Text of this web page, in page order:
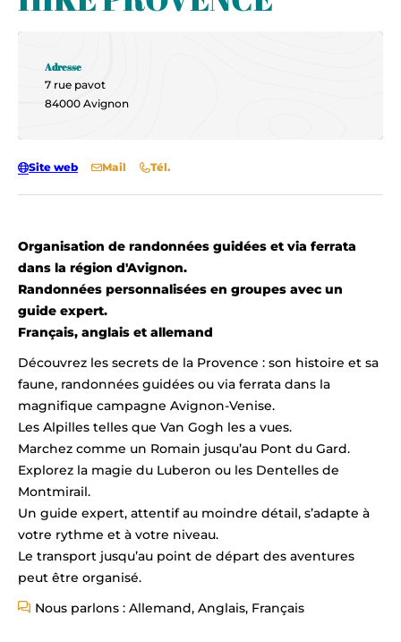
Organisation de randonnées guidées et via ferrata
dans la région d'Avignon.
Randonnées personnalisées en groupes avec un
guide expert.
Français, anglais et allemand
Découvrez les secrets de la Provence : son histoire et sa
faune, randonnées guidées ou via ferrata dans la
magnifique campagne Avignon-Venise.
Les Alpilles telles que Van Gogh les a vues.
Marchez comme un Romain jusqu’au Pont du Gard.
Explorez la magie du Luberon ou les Dentelles de
Montmirail.
Un guide expert, attentif au moindre détail, s’adapte à
votre rythme et à votre niveau.
Le transport jusqu’au point de départ des aventures
peut être organisé.
Nous parlons : Allemand, Anglais, Français
Adresse
7 rue pavot
84000 Avignon
Site web Mail Tél.